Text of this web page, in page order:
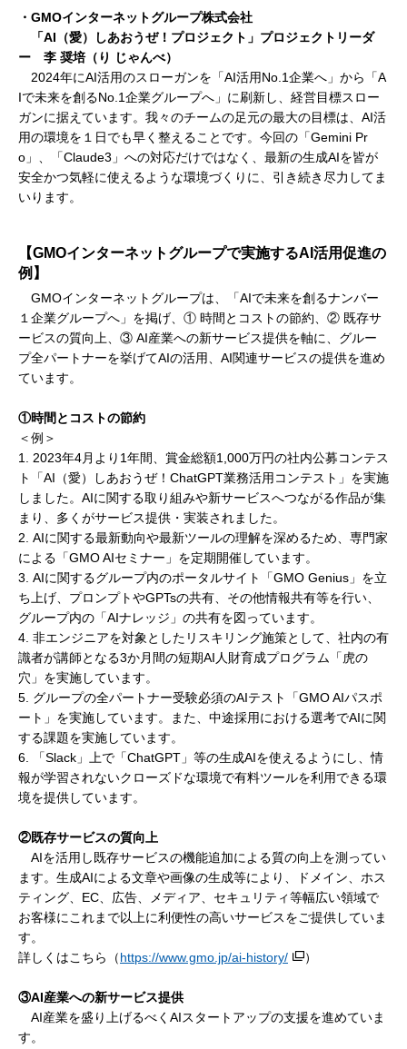
・GMOインターネットグループ株式会社
「AI（愛）しあおうぜ！プロジェクト」プロジェクトリーダ
ー 李 奨培（り じゃんべ）
2024年にAI活用のスローガンを「AI活用No.1企業へ」から「A
Iで未来を創るNo.1企業グループへ」に刷新し、経営目標スロー
ガンに据えています。我々のチームの足元の最大の目標は、AI活
用の環境を１日でも早く整えることです。今回の「Gemini Pr
o」、「Claude3」への対応だけではなく、最新の生成AIを皆が
安全かつ気軽に使えるような環境づくりに、引き続き尽力してま
いります。
【GMOインターネットグループで実施するAI活用促進の
例】
GMOインターネットグループは、「AIで未来を創るナンバー
１企業グループへ」を掲げ、① 時間とコストの節約、② 既存サ
ービスの質向上、③ AI産業への新サービス提供を軸に、グルー
プ全パートナーを挙げてAIの活用、AI関連サービスの提供を進め
ています。
①時間とコストの節約
＜例＞
1. 2023年4月より1年間、賞金総額1,000万円の社内公募コンテス
ト「AI（愛）しあおうぜ！ChatGPT業務活用コンテスト」を実施
しました。AIに関する取り組みや新サービスへつながる作品が集
まり、多くがサービス提供・実装されました。
2. AIに関する最新動向や最新ツールの理解を深めるため、専門家
による「GMO AIセミナー」を定期開催しています。
3. AIに関するグループ内のポータルサイト「GMO Genius」を立
ち上げ、プロンプトやGPTsの共有、その他情報共有等を行い、
グループ内の「AIナレッジ」の共有を図っています。
4. 非エンジニアを対象としたリスキリング施策として、社内の有
識者が講師となる3か月間の短期AI人財育成プログラム「虎の
穴」を実施しています。
5. グループの全パートナー受験必須のAIテスト「GMO AIパスポ
ート」を実施しています。また、中途採用における選考でAIに関
する課題を実施しています。
6. 「Slack」上で「ChatGPT」等の生成AIを使えるようにし、情
報が学習されないクローズドな環境で有料ツールを利用できる環
境を提供しています。
②既存サービスの質向上
AIを活用し既存サービスの機能追加による質の向上を測ってい
ます。生成AIによる文章や画像の生成等により、ドメイン、ホス
ティング、EC、広告、メディア、セキュリティ等幅広い領域で
お客様にこれまで以上に利便性の高いサービスをご提供していま
す。
詳しくはこちら（https://www.gmo.jp/ai-history/ ）
③AI産業への新サービス提供
AI産業を盛り上げるべくAIスタートアップの支援を進めていま
す。